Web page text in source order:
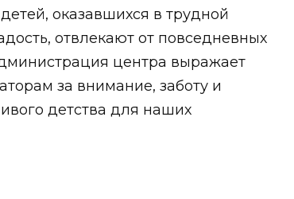
оказавшихся в трудной
отвлекают от повседневных
центра выражает
за внимание, заботу и
детства для наших